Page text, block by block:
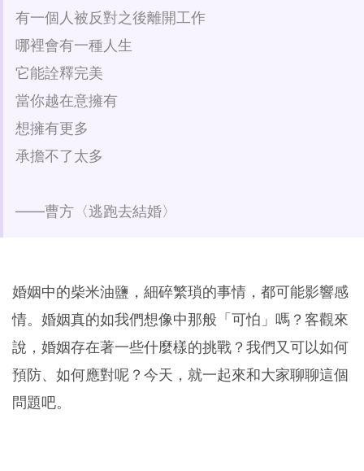
有一個人被反對之後離開工作
哪裡會有一種人生
它能詮釋完美
當你越在意擁有
想擁有更多
承擔不了太多
——曹方〈逃跑去結婚〉
婚姻中的柴米油鹽，細碎繁瑣的事情，都可能影響感
情。婚姻真的如我們想像中那般「可怕」嗎？客觀來
說，婚姻存在著一些什麼樣的挑戰？我們又可以如何
預防、如何應對呢？今天，就一起來和大家聊聊這個
問題吧。